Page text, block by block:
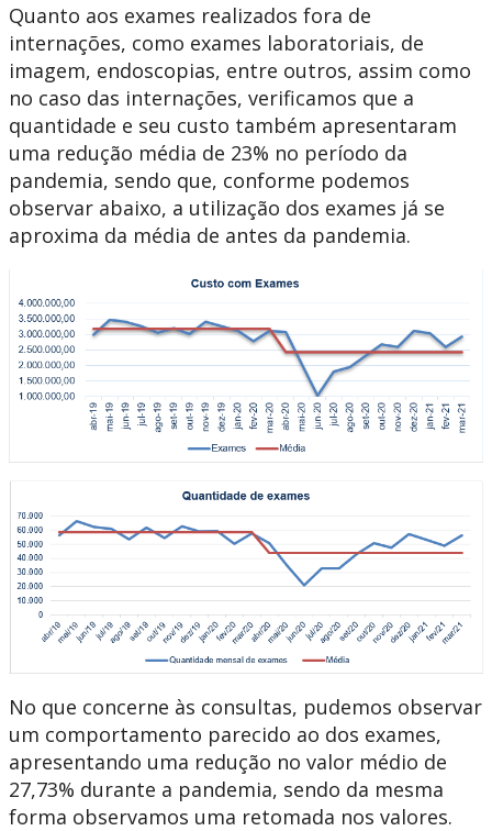
Quanto aos exames realizados fora de
internações, como exames laboratoriais, de
imagem, endoscopias, entre outros, assim como
no caso das internações, verificamos que a
quantidade e seu custo também apresentaram
uma redução média de 23% no período da
pandemia, sendo que, conforme podemos
observar abaixo, a utilização dos exames já se
aproxima da média de antes da pandemia.
No que concerne às consultas, pudemos observar
um comportamento parecido ao dos exames,
apresentando uma redução no valor médio de
27,73% durante a pandemia, sendo da mesma
forma observamos uma retomada nos valores.